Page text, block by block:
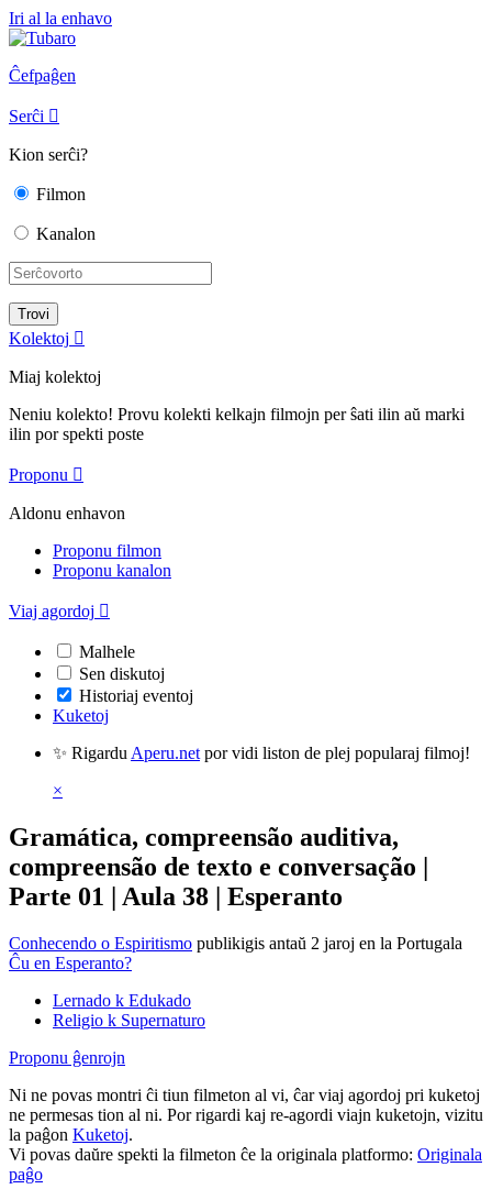
Iri al la enhavo
Ĉefpaĝen
Serĉi 
Kion serĉi?
Filmon
Kanalon
Kolektoj 
Miaj kolektoj
Neniu kolekto! Provu kolekti kelkajn filmojn per ŝati ilin aŭ marki
ilin por spekti poste
Proponu 
Aldonu enhavon
Proponu filmon
Proponu kanalon
Viaj agordoj 
Malhele
Sen diskutoj
Historiaj eventoj
Kuketoj
✨ Rigardu Aperu.net por vidi liston de plej popularaj filmoj!
×
Gramática, compreensão auditiva,
compreensão de texto e conversação |
Parte 01 | Aula 38 | Esperanto
Conhecendo o Espiritismo publikigis antaŭ 2 jaroj en la Portugala
Ĉu en Esperanto?
Lernado k Edukado
Religio k Supernaturo
Proponu ĝenrojn
Ni ne povas montri ĉi tiun filmeton al vi, ĉar viaj agordoj pri kuketoj
ne permesas tion al ni. Por rigardi kaj re-agordi viajn kuketojn, vizitu
la paĝon Kuketoj.
Vi povas daŭre spekti la filmeton ĉe la originala platformo: Originala
paĝo